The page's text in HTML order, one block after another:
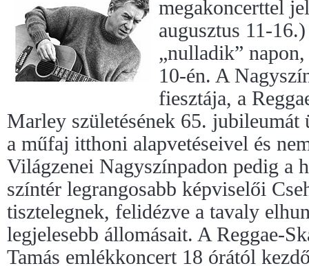
megakoncerttel
augusztus 11-
„nulladik”
10-én. A
fiesztája, a
Marley születésének 65.
a műfaj itthoni alapvetéseivel és
Világzenei Nagyszínpadon pedig a
színtér legrangosabb képviselői
tisztelegnek, felidézve a tavaly
legjelesebb állomásait. A Reggae-
Tamás emlékkoncert 18 órától